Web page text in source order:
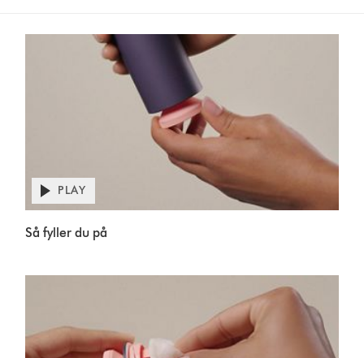
Transcript
Open
video
PLAY
Så fyller du på